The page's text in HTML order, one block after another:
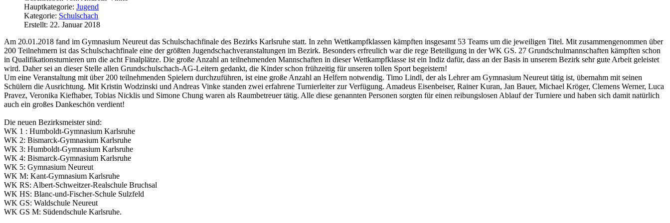
Hauptkategorie: Jugend
Kategorie: Schulschach
Erstellt: 22. Januar 2018
Am 20.01.2018 fand im Gymnasium Neureut das Schulschachfinale des Bezirks Karlsruhe statt. In zehn Wettkampfklassen kämpften insgesamt 53 Teams um die jeweiligen Titel. Mit zusammengenommen über
200 Teilnehmern ist das Schulschachfinale eine der größten Jugendschachveranstaltungen im Bezirk. Besonders erfreulich war die rege Beteiligung in der WK GS. 27 Grundschulmannschaften kämpften schon
in Qualifikationsturnieren um die acht Finalplätze. Die große Anzahl an teilnehmenden Mannschaften in dieser Wettkampfklasse ist ein Indiz dafür, dass an der Basis in unserem Bezirk sehr gute Arbeit geleistet
wird. Daher sei an dieser Stelle allen Grundschulschach-AG-Leitern gedankt, die Kinder schon frühzeitig für unseren tollen Sport begeistern!
Um eine Veranstaltung mit über 200 teilnehmenden Spielern durchzuführen, ist eine große Anzahl an Helfern notwendig. Timo Lindl, der als Lehrer am Gymnasium Neureut tätig ist, übernahm mit seinen
Schülern die Ausrichtung. Mit Kristin Wodzinski und Andreas Vinke standen zwei erfahrene Turnierleiter zur Verfügung. Amadeus Eisenbeiser, Rainer Kuran, Jan Bauer, Michael Kröger, Clemens Werner, Luca
Pravez, Veronika Kiefhaber, Tobias Nicklis und Simone Chung waren als Raumbetreuer tätig. Alle diese genannten Personen sorgten für einen reibungslosen Ablauf der Turniere und haben sich damit natürlich
auch ein großes Dankeschön verdient!
Die neuen Bezirksmeister sind:
WK 1 : Humboldt-Gymnasium Karlsruhe
WK 2: Bismarck-Gymnasium Karlsruhe
WK 3: Humboldt-Gymnasium Karlsruhe
WK 4: Bismarck-Gymnasium Karlsruhe
WK 5: Gymnasium Neureut
WK M: Kant-Gymnasium Karlsruhe
WK RS: Albert-Schweitzer-Realschule Bruchsal
WK HS: Blanc-und-Fischer-Schule Sulzfeld
WK GS: Waldschule Neureut
WK GS M: Südendschule Karlsruhe.